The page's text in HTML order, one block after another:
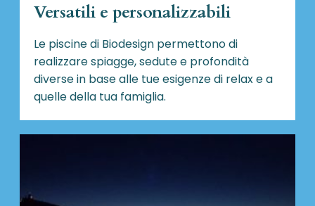
Versatili e personalizzabili
Le piscine di Biodesign permettono di
realizzare spiagge, sedute e profondità
diverse in base alle tue esigenze di relax e a
quelle della tua famiglia.